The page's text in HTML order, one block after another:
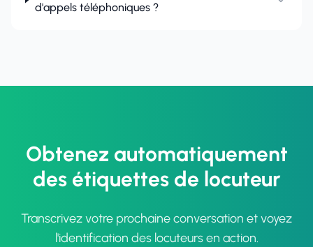
d'appels téléphoniques ?
Obtenez automatiquement
des étiquettes de locuteur
Transcrivez votre prochaine conversation et voyez
l'identification des locuteurs en action.